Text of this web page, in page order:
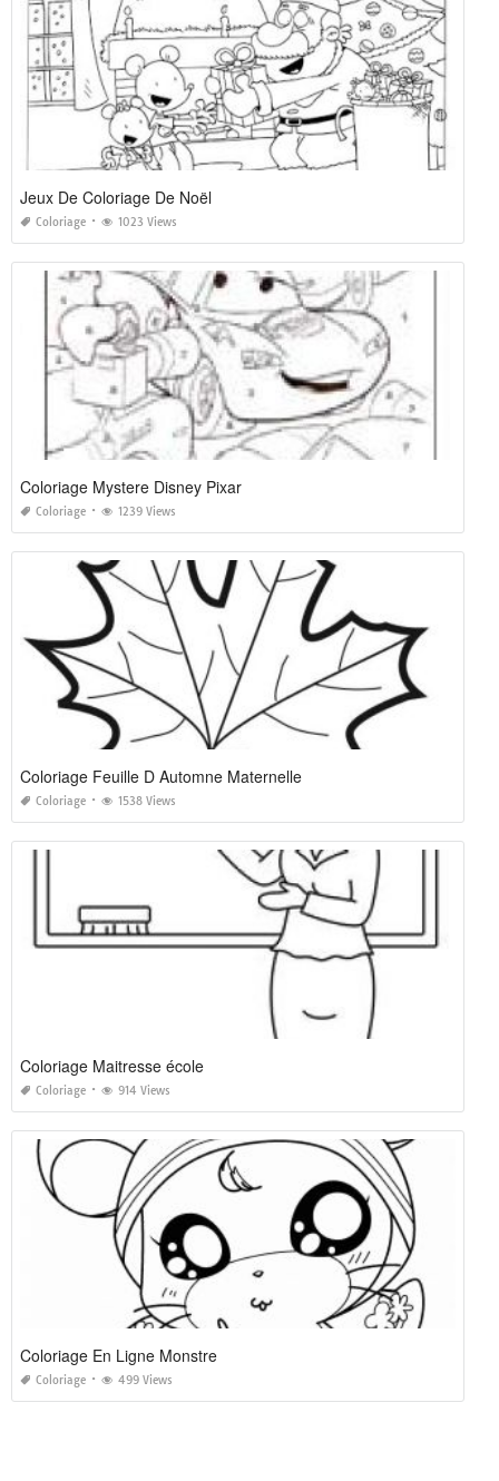
Jeux De Coloriage De Noël
Coloriage 1023 Views
Coloriage Mystere Disney Pixar
Coloriage 1239 Views
Coloriage Feuille D Automne Maternelle
Coloriage 1538 Views
Coloriage Maitresse école
Coloriage 914 Views
Coloriage En Ligne Monstre
Coloriage 499 Views